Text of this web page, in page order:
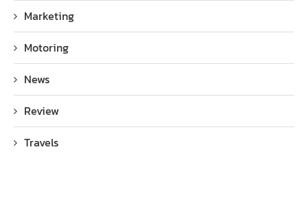
Marketing
Motoring
News
Review
Travels